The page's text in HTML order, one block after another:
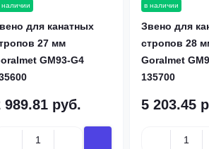
наличии
для канатных
27 мм
GM93-G4
989.81 руб.
в наличии
Звено для
стропов 28
Goralmet
135700
5 203.45